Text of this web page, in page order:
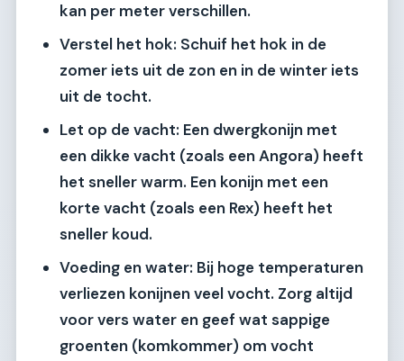
kan per meter verschillen.
Verstel het hok: Schuif het hok in de
zomer iets uit de zon en in de winter iets
uit de tocht.
Let op de vacht: Een dwergkonijn met
een dikke vacht (zoals een Angora) heeft
het sneller warm. Een konijn met een
korte vacht (zoals een Rex) heeft het
sneller koud.
Voeding en water: Bij hoge temperaturen
verliezen konijnen veel vocht. Zorg altijd
voor vers water en geef wat sappige
groenten (komkommer) om vocht